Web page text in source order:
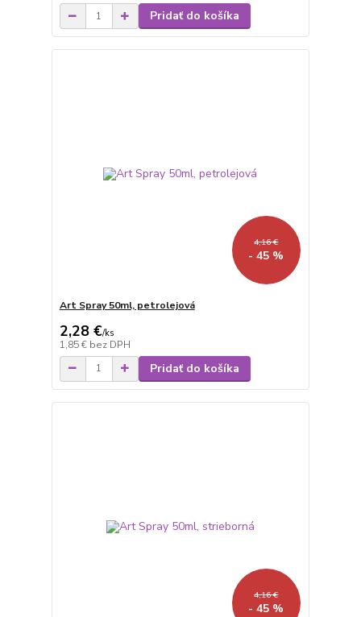
Pridať do košíka
4,16 €
- 45 %
Art Spray 50ml, petrolejová
2,28 €/ks
1,85 € bez DPH
Pridať do košíka
4,16 €
- 45 %